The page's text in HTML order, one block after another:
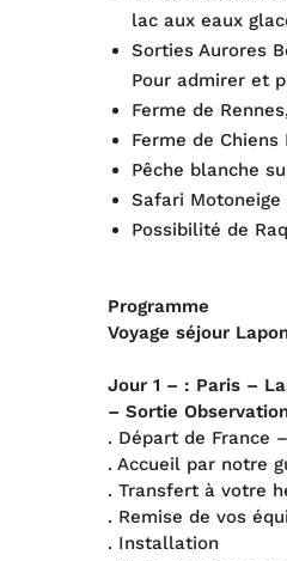
lac aux eaux
Sorties Aurores
Pour admirer et
Ferme de
Ferme de
Pêche blanche
Safari Motoneige
Possibilité de
Programme
Voyage séjour
Jour 1 – : Paris –
– Sortie
. Départ de France
. Accueil par notre
. Transfert à votre
. Remise de vos
. Installation